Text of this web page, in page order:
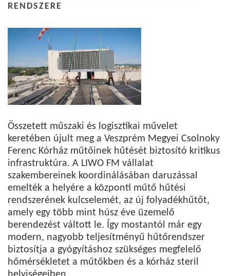
RENDSZERE
Összetett műszaki és logisztikai művelet
keretében újult meg a Veszprém Megyei Csolnoky
Ferenc Kórház műtőinek hűtését biztosító kritikus
infrastruktúra. A LIWO FM vállalat
szakembereinek koordinálásában daruzással
emelték a helyére a központi műtő hűtési
rendszerének kulcselemét, az új folyadékhűtőt,
amely egy több mint húsz éve üzemelő
berendezést váltott le. Így mostantól már egy
modern, nagyobb teljesítményű hűtőrendszer
biztosítja a gyógyításhoz szükséges megfelelő
hőmérsékletet a műtőkben és a kórház steril